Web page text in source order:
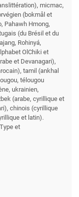
micmac,
(bokmål et
Pahawh Hmong,
(du Brésil et du
Rohinyá,
OlChiki et
et Devanagari),
tamil (ankhal
télougou
ukrainien,
(arabe, cyrillique et
chinois (cyrillique
et latin).
et